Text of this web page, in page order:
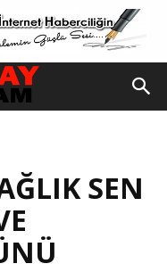
SEN